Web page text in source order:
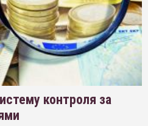
контроля за